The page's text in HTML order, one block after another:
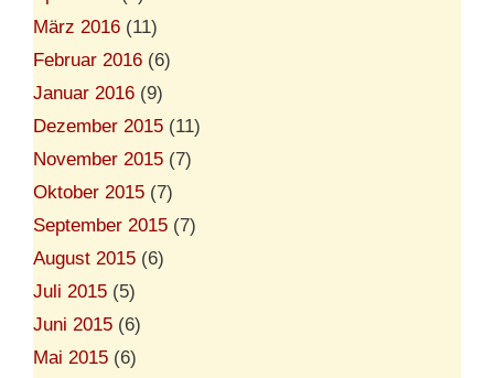
März 2016 (11)
Februar 2016 (6)
Januar 2016 (9)
Dezember 2015 (11)
November 2015 (7)
Oktober 2015 (7)
September 2015 (7)
August 2015 (6)
Juli 2015 (5)
Juni 2015 (6)
Mai 2015 (6)